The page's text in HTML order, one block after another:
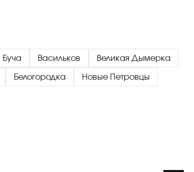
Буча Васильков Великая Дымерка
Белогородка Новые Петровцы